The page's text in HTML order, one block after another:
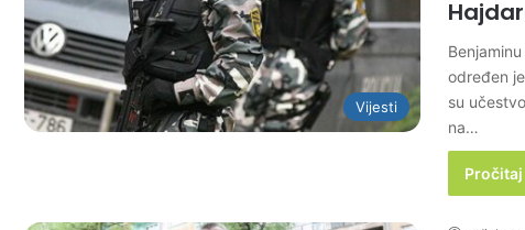
Vijesti
određen
su
na…